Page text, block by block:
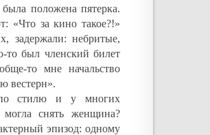
положена пятерка.
«Что за кино такое?!»
задержали: небритые,
то был членский билет
то мне начальство
вестерн».
по стилю и у многих
могла снять женщина?
эпизод: одному